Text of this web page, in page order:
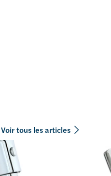
Voir tous les articles